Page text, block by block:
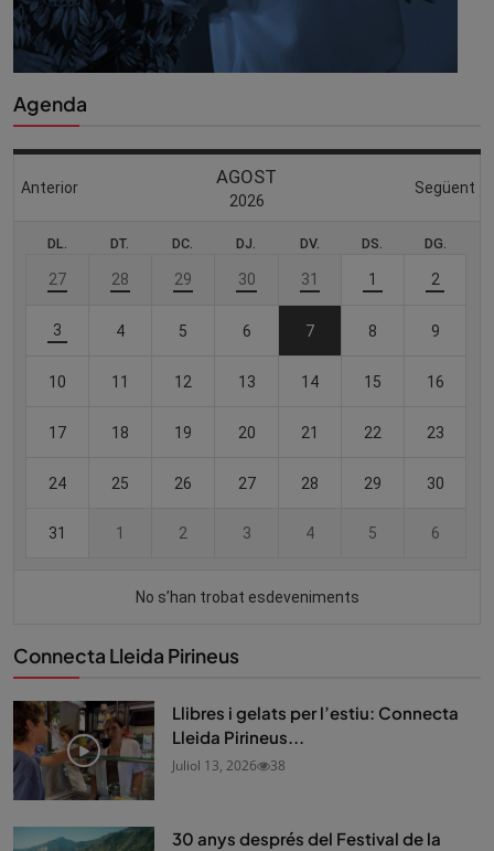
Agenda
Connecta Lleida Pirineus
Llibres i gelats per l’estiu: Connecta
Lleida Pirineus...
Juliol 13, 2026 38
30 anys després del Festival de la